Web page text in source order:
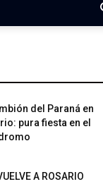
del Paraná en
pura fiesta en el
A ROSARIO